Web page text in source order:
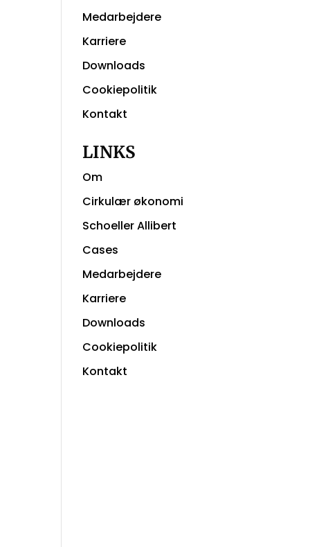
Medarbejdere
Karriere
Downloads
Cookiepolitik
Kontakt
LINKS
Om
Cirkulær økonomi
Schoeller Allibert
Cases
Medarbejdere
Karriere
Downloads
Cookiepolitik
Kontakt